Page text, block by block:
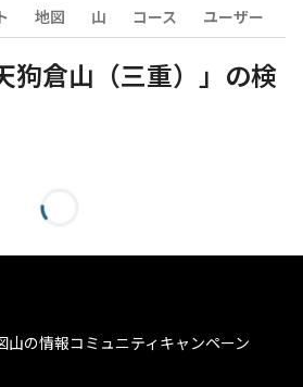
地図 山 コース ユーザー
狗倉山（三重）」の検
山の情報コミュニティ キャンペーン